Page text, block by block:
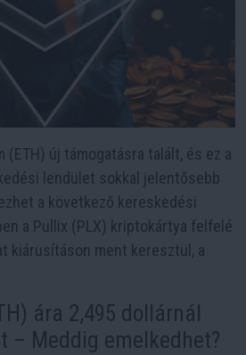
(ETH) új támogatásra talált, és ez a
lendület sokkal jelentősebb
a következő kereskedési
a Pullix (PLX) kriptokártya felfelé
kiárusításon ment keresztül, a
ára 2,495 dollárnál
– Meddig emelkedhet?